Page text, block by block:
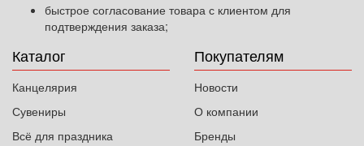
быстрое согласование товара с клиентом для
подтверждения заказа;
Каталог
Канцелярия
Сувениры
Всё для праздника
Покупателям
Новости
О компании
Бренды